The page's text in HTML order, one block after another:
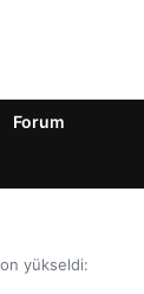
Forum
yükseldi: